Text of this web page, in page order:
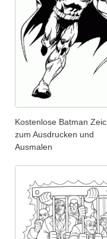
Kostenlose Batman
zum Ausdrucken und
Ausmalen